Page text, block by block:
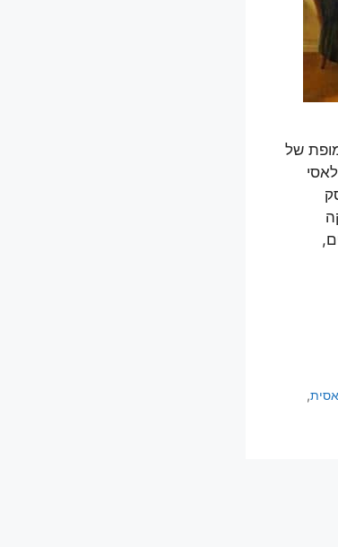
של
,